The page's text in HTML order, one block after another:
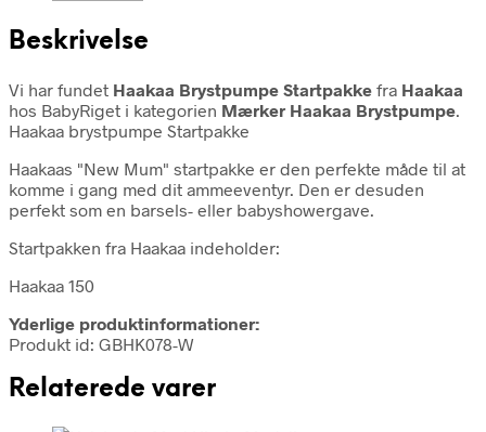
Beskrivelse
Vi har fundet Haakaa Brystpumpe Startpakke fra Haakaa
hos BabyRiget i kategorien Mærker Haakaa Brystpumpe.
Haakaa brystpumpe Startpakke
Haakaas "New Mum" startpakke er den perfekte måde til at
komme i gang med dit ammeeventyr. Den er desuden
perfekt som en barsels- eller babyshowergave.
Startpakken fra Haakaa indeholder:
Haakaa 150
Yderlige produktinformationer:
Produkt id: GBHK078-W
Relaterede varer